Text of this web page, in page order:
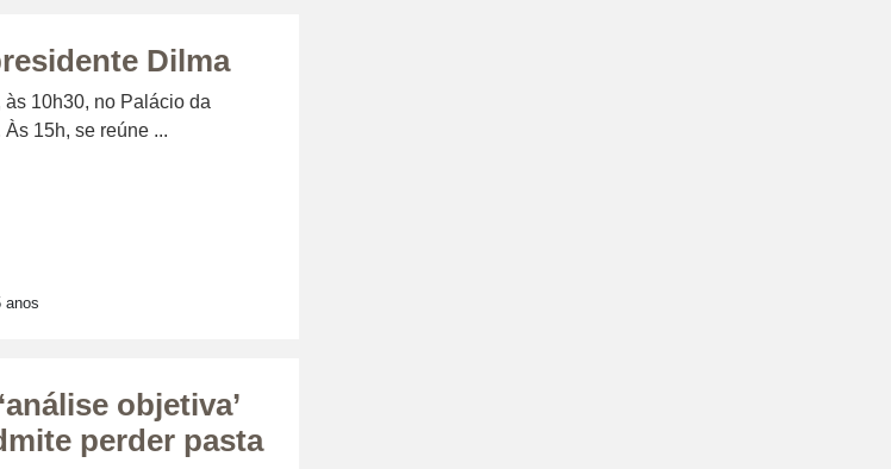
Dilma
10h30, no Palácio da
15h, se reúne ...
anos
objetiva’
perder pasta